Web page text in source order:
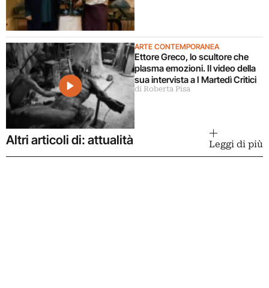
ARTE CONTEMPORANEA
Ettore Greco, lo scultore che
plasma emozioni. Il video della
sua intervista a I Martedì Critici
di Roberta Pisa
Altri articoli di: attualità Leggi di più